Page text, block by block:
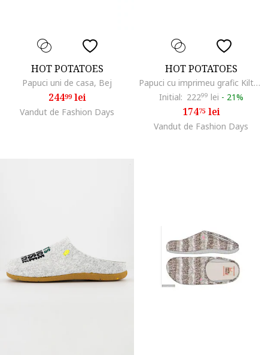
HOT POTATOES
Papuci uni de casa, Bej
24499lei
Vandut de Fashion Days
HOT POTATOES
Papuci cu imprimeu grafic Kilteel, Gri
Initial: 22299 lei - 21%
17475lei
Vandut de Fashion Days